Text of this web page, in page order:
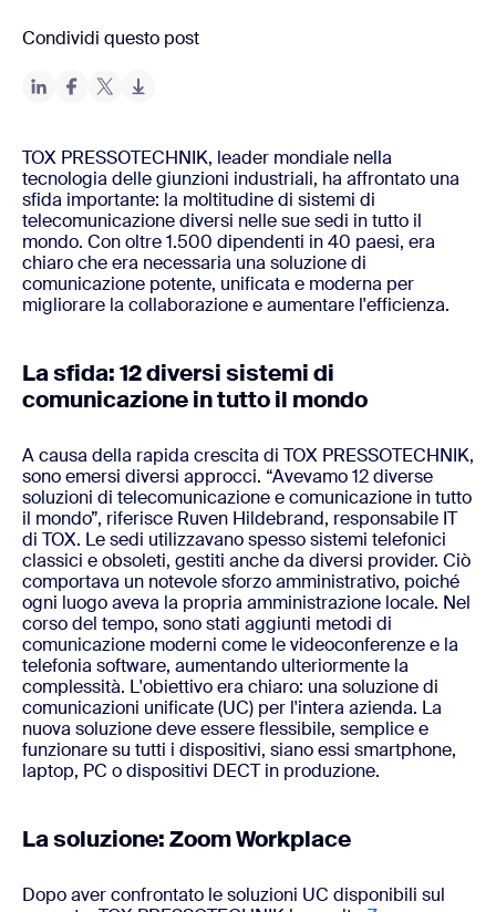
Condividi questo post
TOX PRESSOTECHNIK, leader mondiale nella
tecnologia delle giunzioni industriali, ha affrontato una
sfida importante: la moltitudine di sistemi di
telecomunicazione diversi nelle sue sedi in tutto il
mondo. Con oltre 1.500 dipendenti in 40 paesi, era
chiaro che era necessaria una soluzione di
comunicazione potente, unificata e moderna per
migliorare la collaborazione e aumentare l'efficienza.
La sfida: 12 diversi sistemi di
comunicazione in tutto il mondo
A causa della rapida crescita di TOX PRESSOTECHNIK,
sono emersi diversi approcci. “Avevamo 12 diverse
soluzioni di telecomunicazione e comunicazione in tutto
il mondo”, riferisce Ruven Hildebrand, responsabile IT
di TOX. Le sedi utilizzavano spesso sistemi telefonici
classici e obsoleti, gestiti anche da diversi provider. Ciò
comportava un notevole sforzo amministrativo, poiché
ogni luogo aveva la propria amministrazione locale. Nel
corso del tempo, sono stati aggiunti metodi di
comunicazione moderni come le videoconferenze e la
telefonia software, aumentando ulteriormente la
complessità. L'obiettivo era chiaro: una soluzione di
comunicazioni unificate (UC) per l'intera azienda. La
nuova soluzione deve essere flessibile, semplice e
funzionare su tutti i dispositivi, siano essi smartphone,
laptop, PC o dispositivi DECT in produzione.
La soluzione: Zoom Workplace
Dopo aver confrontato le soluzioni UC disponibili sul